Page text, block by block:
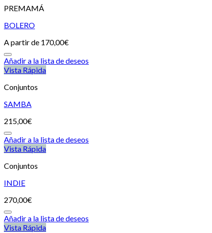
PREMAMÁ
BOLERO
A partir de 170,00€
Añadir a la lista de deseos
Vista Rápida
Conjuntos
SAMBA
215,00€
Añadir a la lista de deseos
Vista Rápida
Conjuntos
INDIE
270,00€
Añadir a la lista de deseos
Vista Rápida